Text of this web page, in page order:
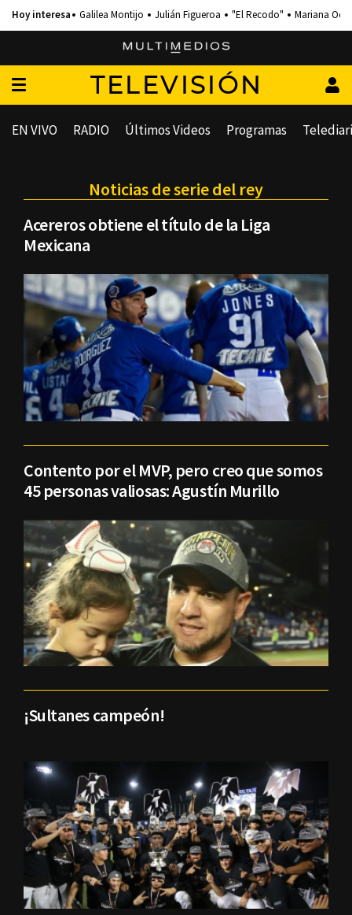
Galilea Montijo Julián Figueroa "El Recodo" Mariana
TELEVISIÓN
EN VIVO RADIO Últimos Videos Programas
Noticias de serie del rey
Acereros obtiene el título de la Liga
Mexicana
Contento por el MVP, pero creo que somos
45 personas valiosas: Agustín Murillo
¡Sultanes campeón!